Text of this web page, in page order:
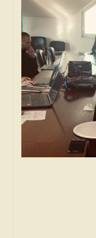
IZ ARHIVE
NAJAVE
SPONZORI
FORUM